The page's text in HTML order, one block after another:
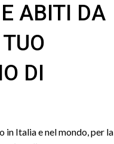
ABITI DA
DI
in Italia e nel mondo, per la